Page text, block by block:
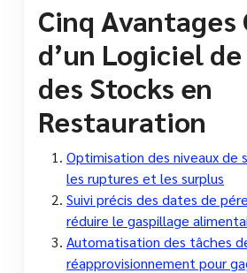
Cinq Avantages
d’un Logiciel
des Stocks en
Restauration
Optimisation des niveaux de
les ruptures et les surplus
Suivi précis des dates de
réduire le gaspillage
Automatisation des tâches
réapprovisionnement pour